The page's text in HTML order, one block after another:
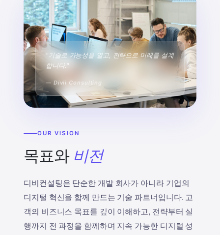
"기술로 가능성을 열고, 전략으로 미래를 설계
합니다."
— Divii Consulting
OUR VISION
목표와 비전
디비컨설팅은 단순한 개발 회사가 아니라 기업의
디지털 혁신을 함께 만드는 기술 파트너입니다. 고
객의 비즈니스 목표를 깊이 이해하고, 전략부터 실
행까지 전 과정을 함께하며 지속 가능한 디지털 성